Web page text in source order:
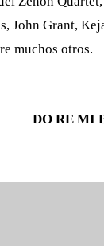
John Grant,
muchos otros.
DO RE MI